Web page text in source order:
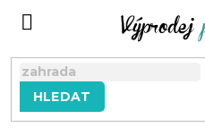
HLEDAT